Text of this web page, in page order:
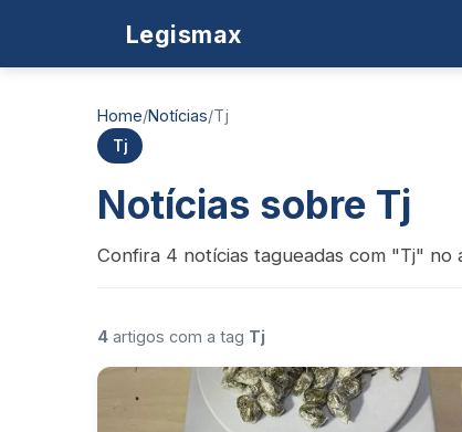
Legismax
Home/Notícias/Tj
Tj
Notícias sobre Tj
Confira 4 notícias tagueadas com "Tj" no
4 artigos com a tag Tj